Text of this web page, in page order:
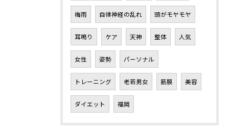
梅雨 自律神経の乱れ 頭がモヤモヤ
耳鳴り ケア 天神 整体 人気
女性 姿勢 パーソナル
トレーニング 老若男女 筋膜 美容
ダイエット 福岡